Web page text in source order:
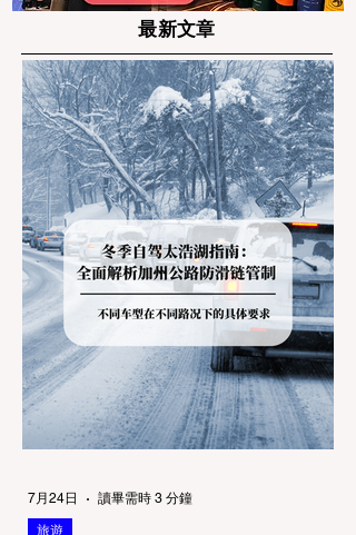
最新文章
旅遊
7月24日 讀畢需時 3 分鐘